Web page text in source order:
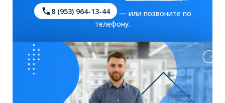
8 (953) 964-13-44
— или позвоните по
телефону.